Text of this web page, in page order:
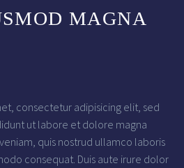
MAGNA
consectetur adipisicing elit, sed
ut labore et dolore magna
quis nostrud ullamco laboris
consequat. Duis aute irure dolor